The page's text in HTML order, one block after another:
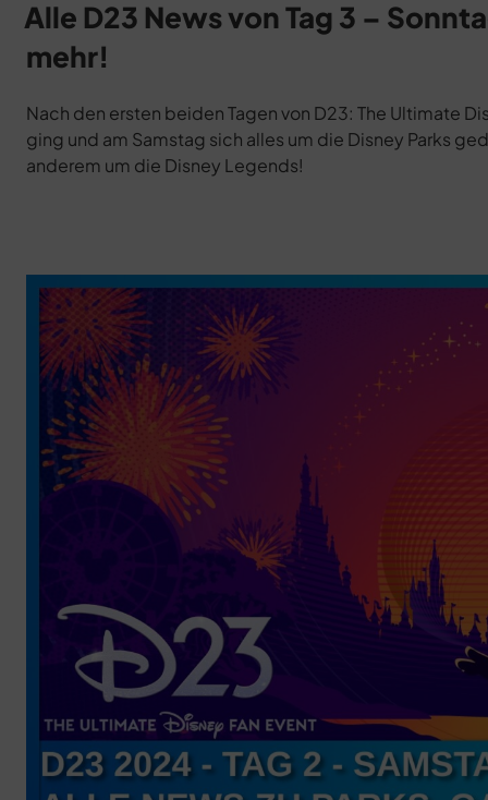
Alle D23 News von Tag 3 –
mehr!
Nach den ersten beiden Tagen von D23: The Ultimate
ging und am Samstag sich alles um die Disney Parks
anderem um die Disney Legends!